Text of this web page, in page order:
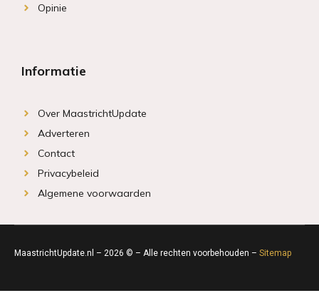
Opinie
Informatie
Over MaastrichtUpdate
Adverteren
Contact
Privacybeleid
Algemene voorwaarden
MaastrichtUpdate.nl – 2026 © – Alle rechten voorbehouden – Sitemap